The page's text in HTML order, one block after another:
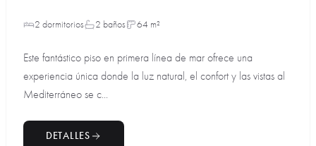
2 dormitorios 2 baños 64 m²
Este fantástico piso en primera línea de mar ofrece una
experiencia única donde la luz natural, el confort y las vistas al
Mediterráneo se c...
DETALLES